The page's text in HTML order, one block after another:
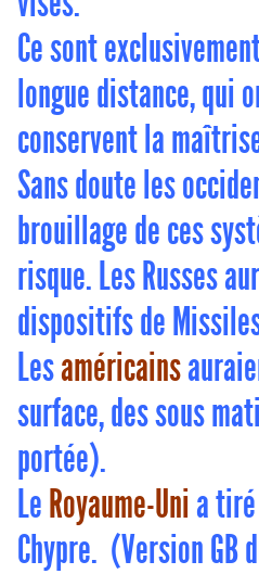
Ce sont
longue distance, qui
conservent la
Sans doute les
brouillage de ces
risque. Les Russes
dispositifs de
Lesaméricains
surface, des sous
portée).
Le Royaume-Unia
Chypre. (Version GB